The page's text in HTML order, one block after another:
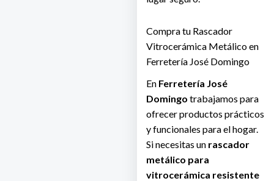
Compra tu Rascador
Vitrocerámica Metálico en
Ferretería José Domingo
En Ferretería José
Domingo trabajamos para
ofrecer productos prácticos
y funcionales para el hogar.
Si necesitas un rascador
metálico para
vitrocerámica resistente